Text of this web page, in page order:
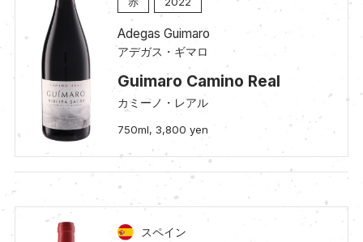
Adegas Guimaro
アデガス・ギマロ
Guimaro Camino Real
カミーノ・レアル
750ml, 3,800 yen
スペイン